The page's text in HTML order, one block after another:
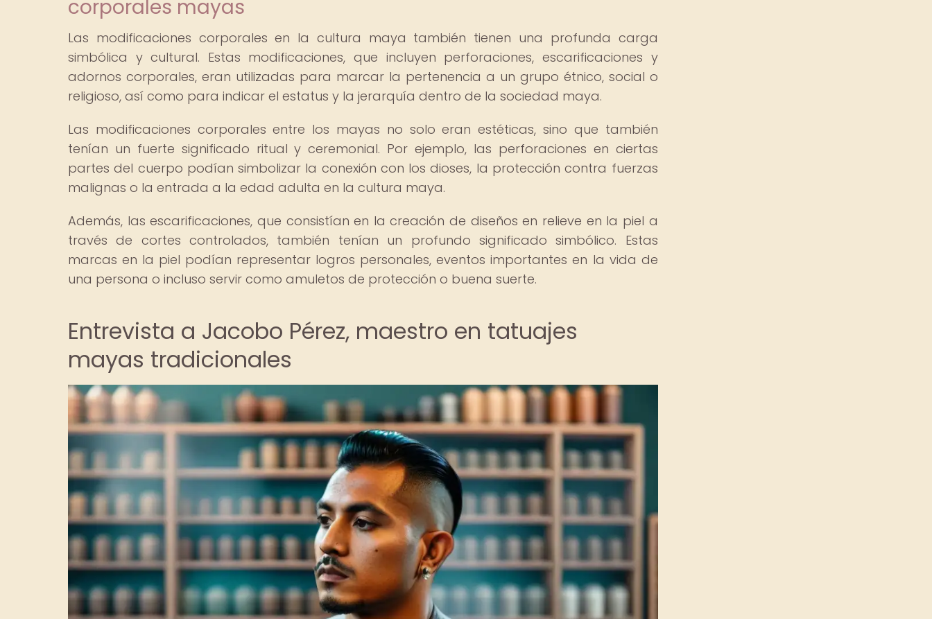
corporales mayas
Las modificaciones corporales en la cultura maya también tienen una profunda carga
simbólica y cultural. Estas modificaciones, que incluyen perforaciones, escarificaciones y
adornos corporales, eran utilizadas para marcar la pertenencia a un grupo étnico, social o
religioso, así como para indicar el estatus y la jerarquía dentro de la sociedad maya.
Las modificaciones corporales entre los mayas no solo eran estéticas, sino que también
tenían un fuerte significado ritual y ceremonial. Por ejemplo, las perforaciones en ciertas
partes del cuerpo podían simbolizar la conexión con los dioses, la protección contra fuerzas
malignas o la entrada a la edad adulta en la cultura maya.
Además, las escarificaciones, que consistían en la creación de diseños en relieve en la piel a
través de cortes controlados, también tenían un profundo significado simbólico. Estas
marcas en la piel podían representar logros personales, eventos importantes en la vida de
una persona o incluso servir como amuletos de protección o buena suerte.
Entrevista a Jacobo Pérez, maestro en tatuajes
mayas tradicionales